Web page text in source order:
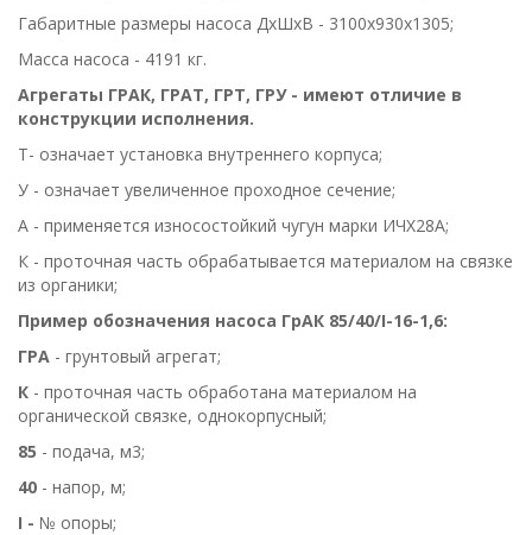
Габаритные размеры насоса ДхШхВ - 3100х930х1305;
Масса насоса - 4191 кг.
Агрегаты ГРАК, ГРАТ, ГРТ, ГРУ - имеют отличие в
конструкции исполнения.
Т- означает установка внутреннего корпуса;
У - означает увеличенное проходное сечение;
А - применяется износостойкий чугун марки ИЧХ28А;
К - проточная часть обрабатывается материалом на связке
из органики;
Пример обозначения насоса ГрАК 85/40/I-16-1,6:
ГРА - грунтовый агрегат;
К - проточная часть обработана материалом на
органической связке, однокорпусный;
85 - подача, м3;
40 - напор, м;
І - № опоры;